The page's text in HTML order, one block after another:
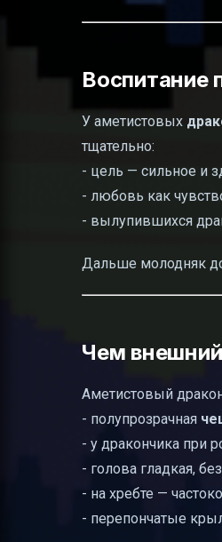
Воспитание
У аметистовых
тщательно:
- цель — сильное и
- любовь как
- вылупившихся
Дальше молодняк
Чем внешний
Аметистовый
- полупрозрачная
- у дракончика при
- голова гладкая,
- на хребте —
- перепончатые